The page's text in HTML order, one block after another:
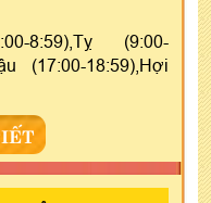
8:59),Tỵ (9:00-
(17:00-18:59),Hợi